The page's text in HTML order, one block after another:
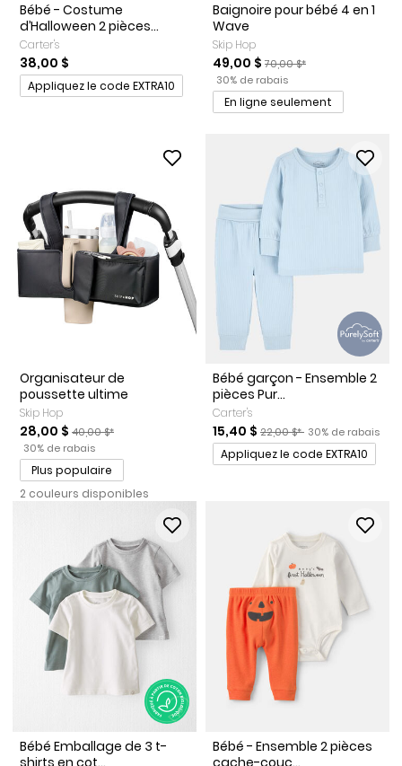
Bébé - Costume
d’Halloween 2 pièces...
Carter's
38,00 $
Promotions
Appliquez le code EXTRA10
Baignoire pour bébé 4 en 1
Wave
Skip Hop
Prix de solde
49,00 $ Prix ​​de détail suggéré par
70,00 $*
Pourcentage de rabais
30% de rabais
En ligne seulement
Organisateur de
poussette ultime
Skip Hop
Prix de solde
28,00 $ Prix ​​de détail suggéré par le fabricant
40,00 $*
Pourcentage de rabais
30% de rabais
Plus populaire
2 couleurs disponibles
Bébé garçon - Ensemble 2
pièces Pur...
Carter's
Prix de solde
15,40 $ Prix ​​de détail suggéré par
22,00 $* Pourcentage de
30% de rabais
Promotions
Appliquez le code EXTRA10
Bébé Emballage de 3 t-
shirts en cot...
Bébé - Ensemble 2 pièces
cache-couc...